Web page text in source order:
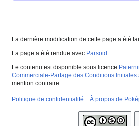
La dernière modification de cette page a été
La page a été rendue avec Parsoid .
Le contenu est disponible sous licence
Commerciale-Partage des Conditions Initiales
mention contraire.
Politique de confidentialité À propos de